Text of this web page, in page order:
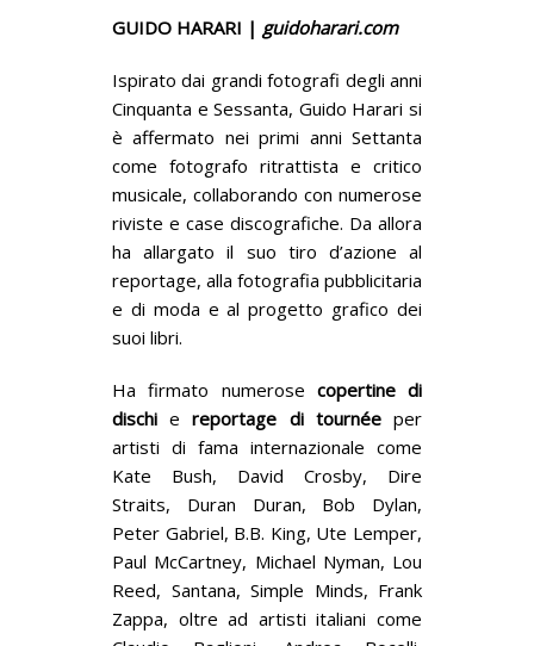
GUIDO HARARI | guidoharari.com
Ispirato dai grandi fotografi degli anni
Cinquanta e Sessanta, Guido Harari si
è affermato nei primi anni Settanta
come fotografo ritrattista e critico
musicale, collaborando con numerose
riviste e case discografiche. Da allora
ha allargato il suo tiro d’azione al
reportage, alla fotografia pubblicitaria
e di moda e al progetto grafico dei
suoi libri.
Ha firmato numerose copertine di
dischiereportage di tournéeper
artisti di fama internazionale come
Kate Bush, David Crosby, Dire
Straits, Duran Duran, Bob Dylan,
Peter Gabriel, B.B. King, Ute Lemper,
Paul McCartney, Michael Nyman, Lou
Reed, Santana, Simple Minds, Frank
Zappa, oltre ad artisti italiani come